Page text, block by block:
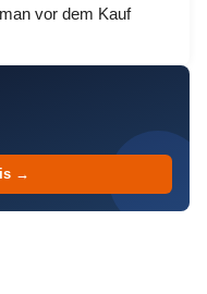
vor dem Kauf
→